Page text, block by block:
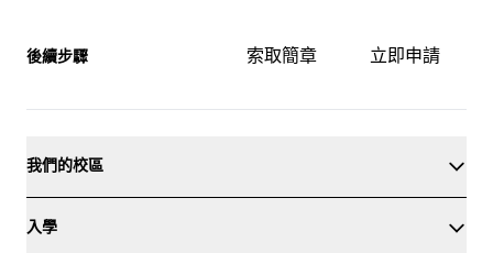
後續步驟 索取簡章 立即申請
我們的校區
入學